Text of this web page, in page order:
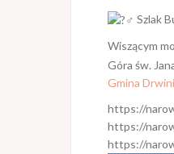
Szlak
Wiszącym
Góra św.
Gmina
https://
https://
https://